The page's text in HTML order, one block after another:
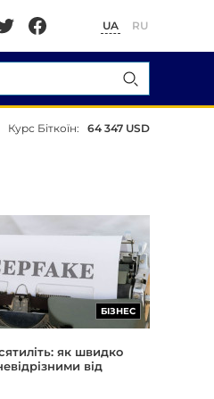
UA RU
Курс Біткоїн: 64 347 USD
БІЗНЕС
як швидко
від